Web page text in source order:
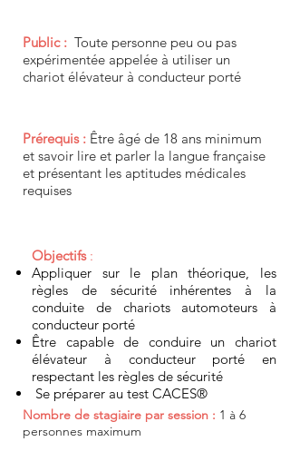
Public : Toute personne peu ou pas
expérimentée appelée à utiliser un
chariot élévateur à conducteur porté
Prérequis : Être âgé de 18 ans minimum
et savoir lire et parler la langue française
et présentant les aptitudes médicales
requises
Objectifs :
Appliquer sur le plan théorique, les
règles de sécurité inhérentes à la
conduite de chariots automoteurs à
conducteur porté
Être capable de conduire un chariot
élévateur à conducteur porté en
respectant les règles de sécurité
Se préparer au test CACES®
Nombre de stagiaire par session : 1 à 6
personnes maximum